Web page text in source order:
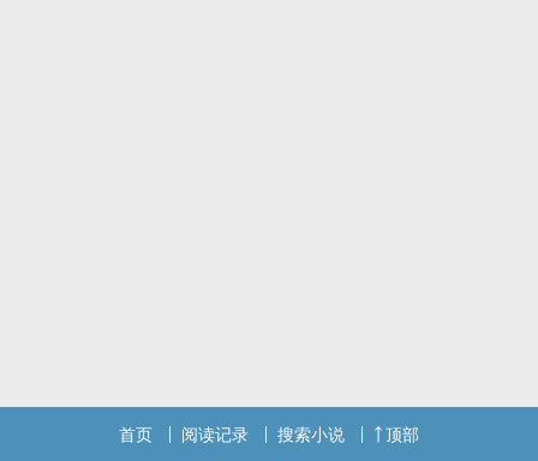
首页 阅读记录 搜索小说 顶部